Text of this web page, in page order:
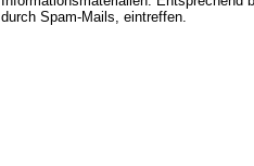
durch Spam-Mails, eintreffen.